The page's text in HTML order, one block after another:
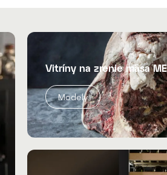
Vitríny na zrenie mäsa
Modely